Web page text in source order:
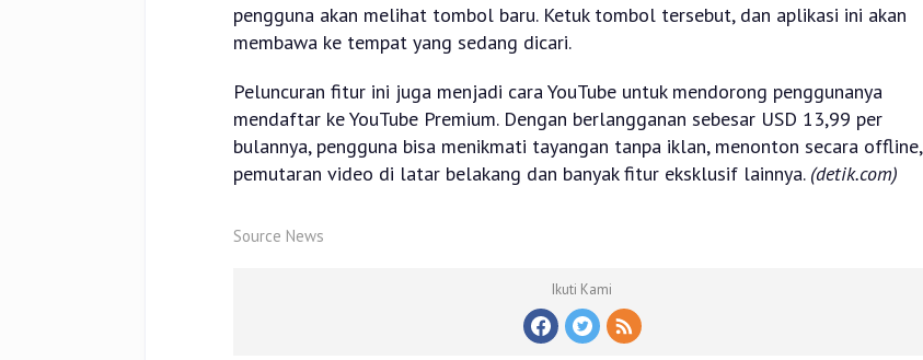
pengguna akan melihat tombol baru. Ketuk tombol tersebut, dan aplikasi ini akan
membawa ke tempat yang sedang dicari.
Peluncuran fitur ini juga menjadi cara YouTube untuk mendorong penggunanya
mendaftar ke YouTube Premium. Dengan berlangganan sebesar USD 13,99 per
bulannya, pengguna bisa menikmati tayangan tanpa iklan, menonton secara offline,
pemutaran video di latar belakang dan banyak fitur eksklusif lainnya. (detik.com)
Source News
Ikuti Kami